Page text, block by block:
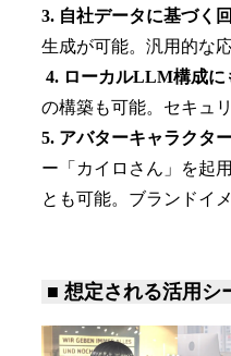
3. 自社データに基づく
生成が可能。汎用的な
4. ローカルLLM構成に
の構築も可能。セキュ
5. アバターキャラクタ
ー「カイロさん」を起
とも可能。ブランドイ
■ 想定される活用シ